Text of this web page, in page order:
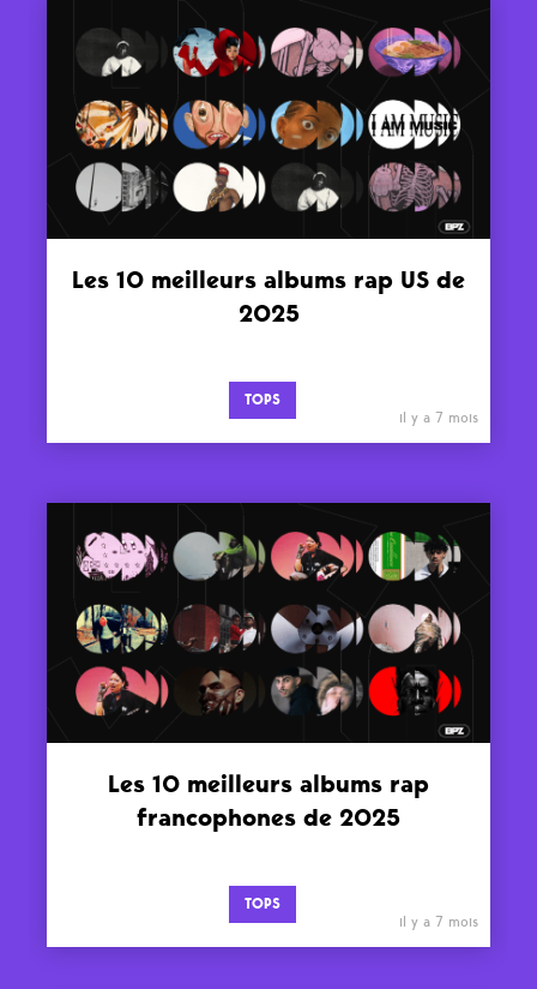
Les 10 meilleurs albums rap US de
2025
TOPS
il y a 7 mois
Les 10 meilleurs albums rap
francophones de 2025
TOPS
il y a 7 mois